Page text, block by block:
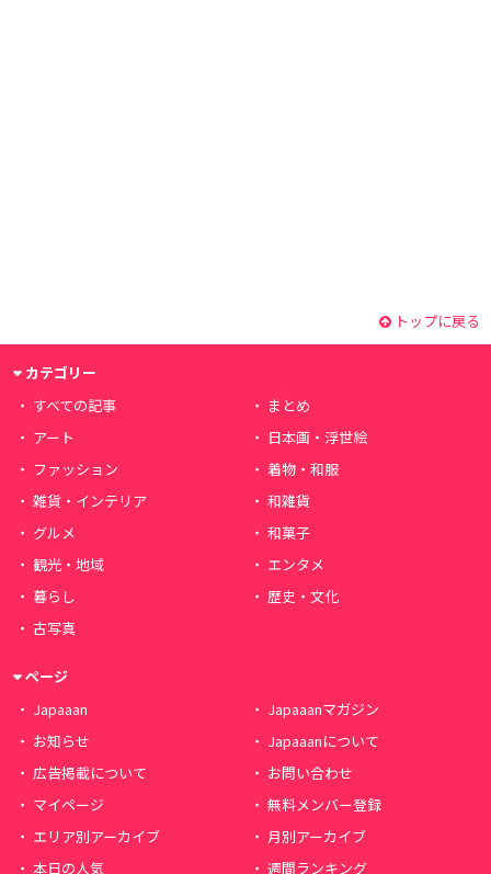
トップに戻る
カテゴリー
すべての記事
まとめ
アート
日本画・浮世絵
ファッション
着物・和服
雑貨・インテリア
和雑貨
グルメ
和菓子
観光・地域
エンタメ
暮らし
歴史・文化
古写真
ページ
Japaaan
Japaaanマガジン
お知らせ
Japaaanについて
広告掲載について
お問い合わせ
マイページ
無料メンバー登録
エリア別アーカイブ
月別アーカイブ
本日の人気
週間ランキング